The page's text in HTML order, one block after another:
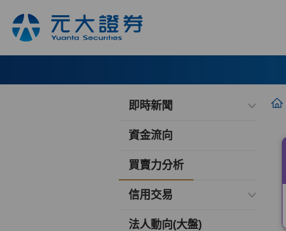
即時新聞
資金流向
買賣力分析
信用交易
法人動向(大盤)